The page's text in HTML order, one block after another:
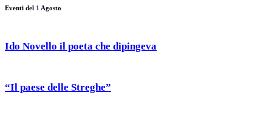
Eventi del 1 Agosto
Ido Novello il poeta che dipingeva
“Il paese delle Streghe”